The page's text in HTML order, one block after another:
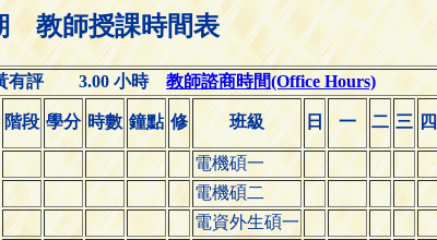
教師授課時間表
評 3.00 小時教師諮商時間(Office Hours)
階段 學分 時數 鐘點 修 班級 日 一 二 三 四
電機碩一
電機碩二
電資外生碩一